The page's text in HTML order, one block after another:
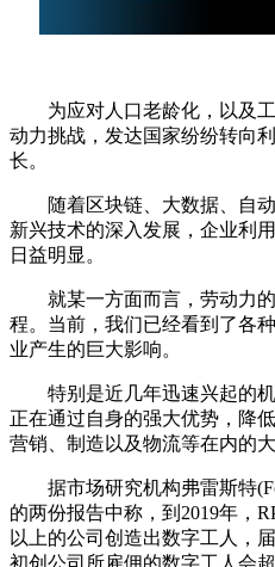
为应对人口老龄化，以及工
动力挑战，发达国家纷纷转向
长。
随着区块链、大数据、自动
新兴技术的深入发展，企业利
日益明显。
就某一方面而言，劳动力的
程。当前，我们已经看到了各
业产生的巨大影响。
特别是近几年迅速兴起的机
正在通过自身的强大优势，降
营销、制造以及物流等在内的
据市场研究机构弗雷斯特
的两份报告中称，到2019年，
以上的公司创造出数字工人，